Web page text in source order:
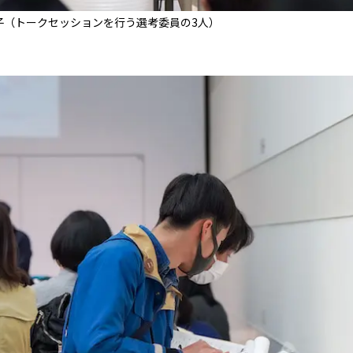
トークセッションを行う選考委員の3人）